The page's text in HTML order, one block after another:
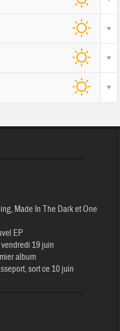
Made In The Dark et One
EP
19 juin
album
sort ce 10 juin